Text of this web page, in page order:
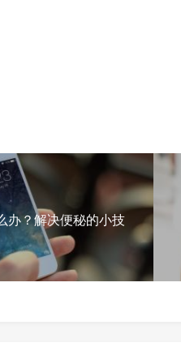
办？解决便秘的小技